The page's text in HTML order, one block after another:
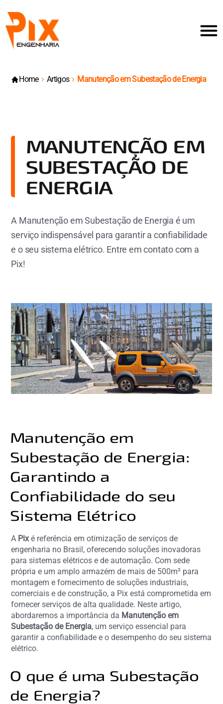
Home Artigos Manutenção em Subestação de Energia
MANUTENÇÃO EM
SUBESTAÇÃO DE
ENERGIA
A Manutenção em Subestação de Energia é um
serviço indispensável para garantir a confiabilidade
e o seu sistema elétrico. Entre em contato com a
Pix!
Manutenção em
Subestação de Energia:
Garantindo a
Confiabilidade do seu
Sistema Elétrico
A Pixé referência em otimização de serviços de
engenharia no Brasil, oferecendo soluções inovadoras
para sistemas elétricos e de automação. Com sede
própria e um amplo armazém de mais de 500m² para
montagem e fornecimento de soluções industriais,
comerciais e de construção, a Pix está comprometida em
fornecer serviços de alta qualidade. Neste artigo,
abordaremos a importância da Manutenção em
Subestação de Energia, um serviço essencial para
garantir a confiabilidade e o desempenho do seu sistema
elétrico.
O que é uma Subestação
de Energia?